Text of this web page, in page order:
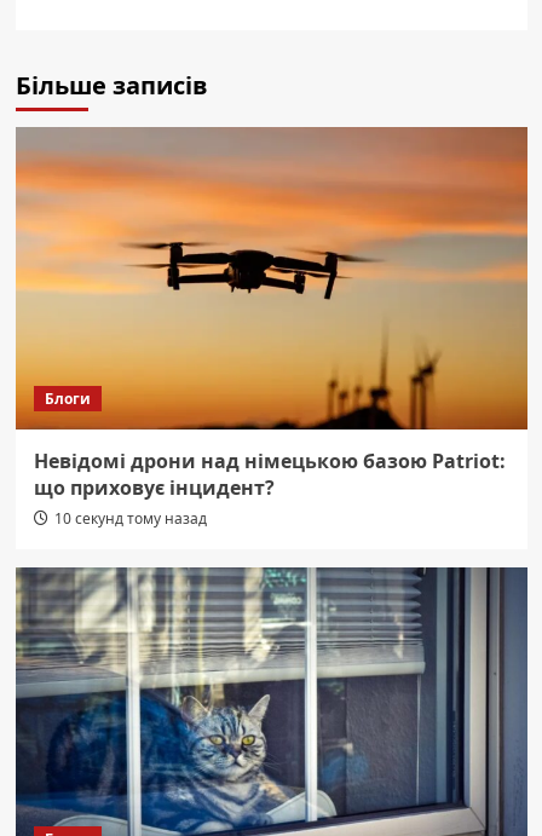
Більше записів
Блоги
Невідомі дрони над німецькою базою Patriot:
що приховує інцидент?
10 секунд тому назад